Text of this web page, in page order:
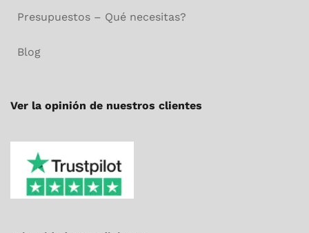
Presupuestos – Qué necesitas?
Blog
Ver la opinión de nuestros clientes